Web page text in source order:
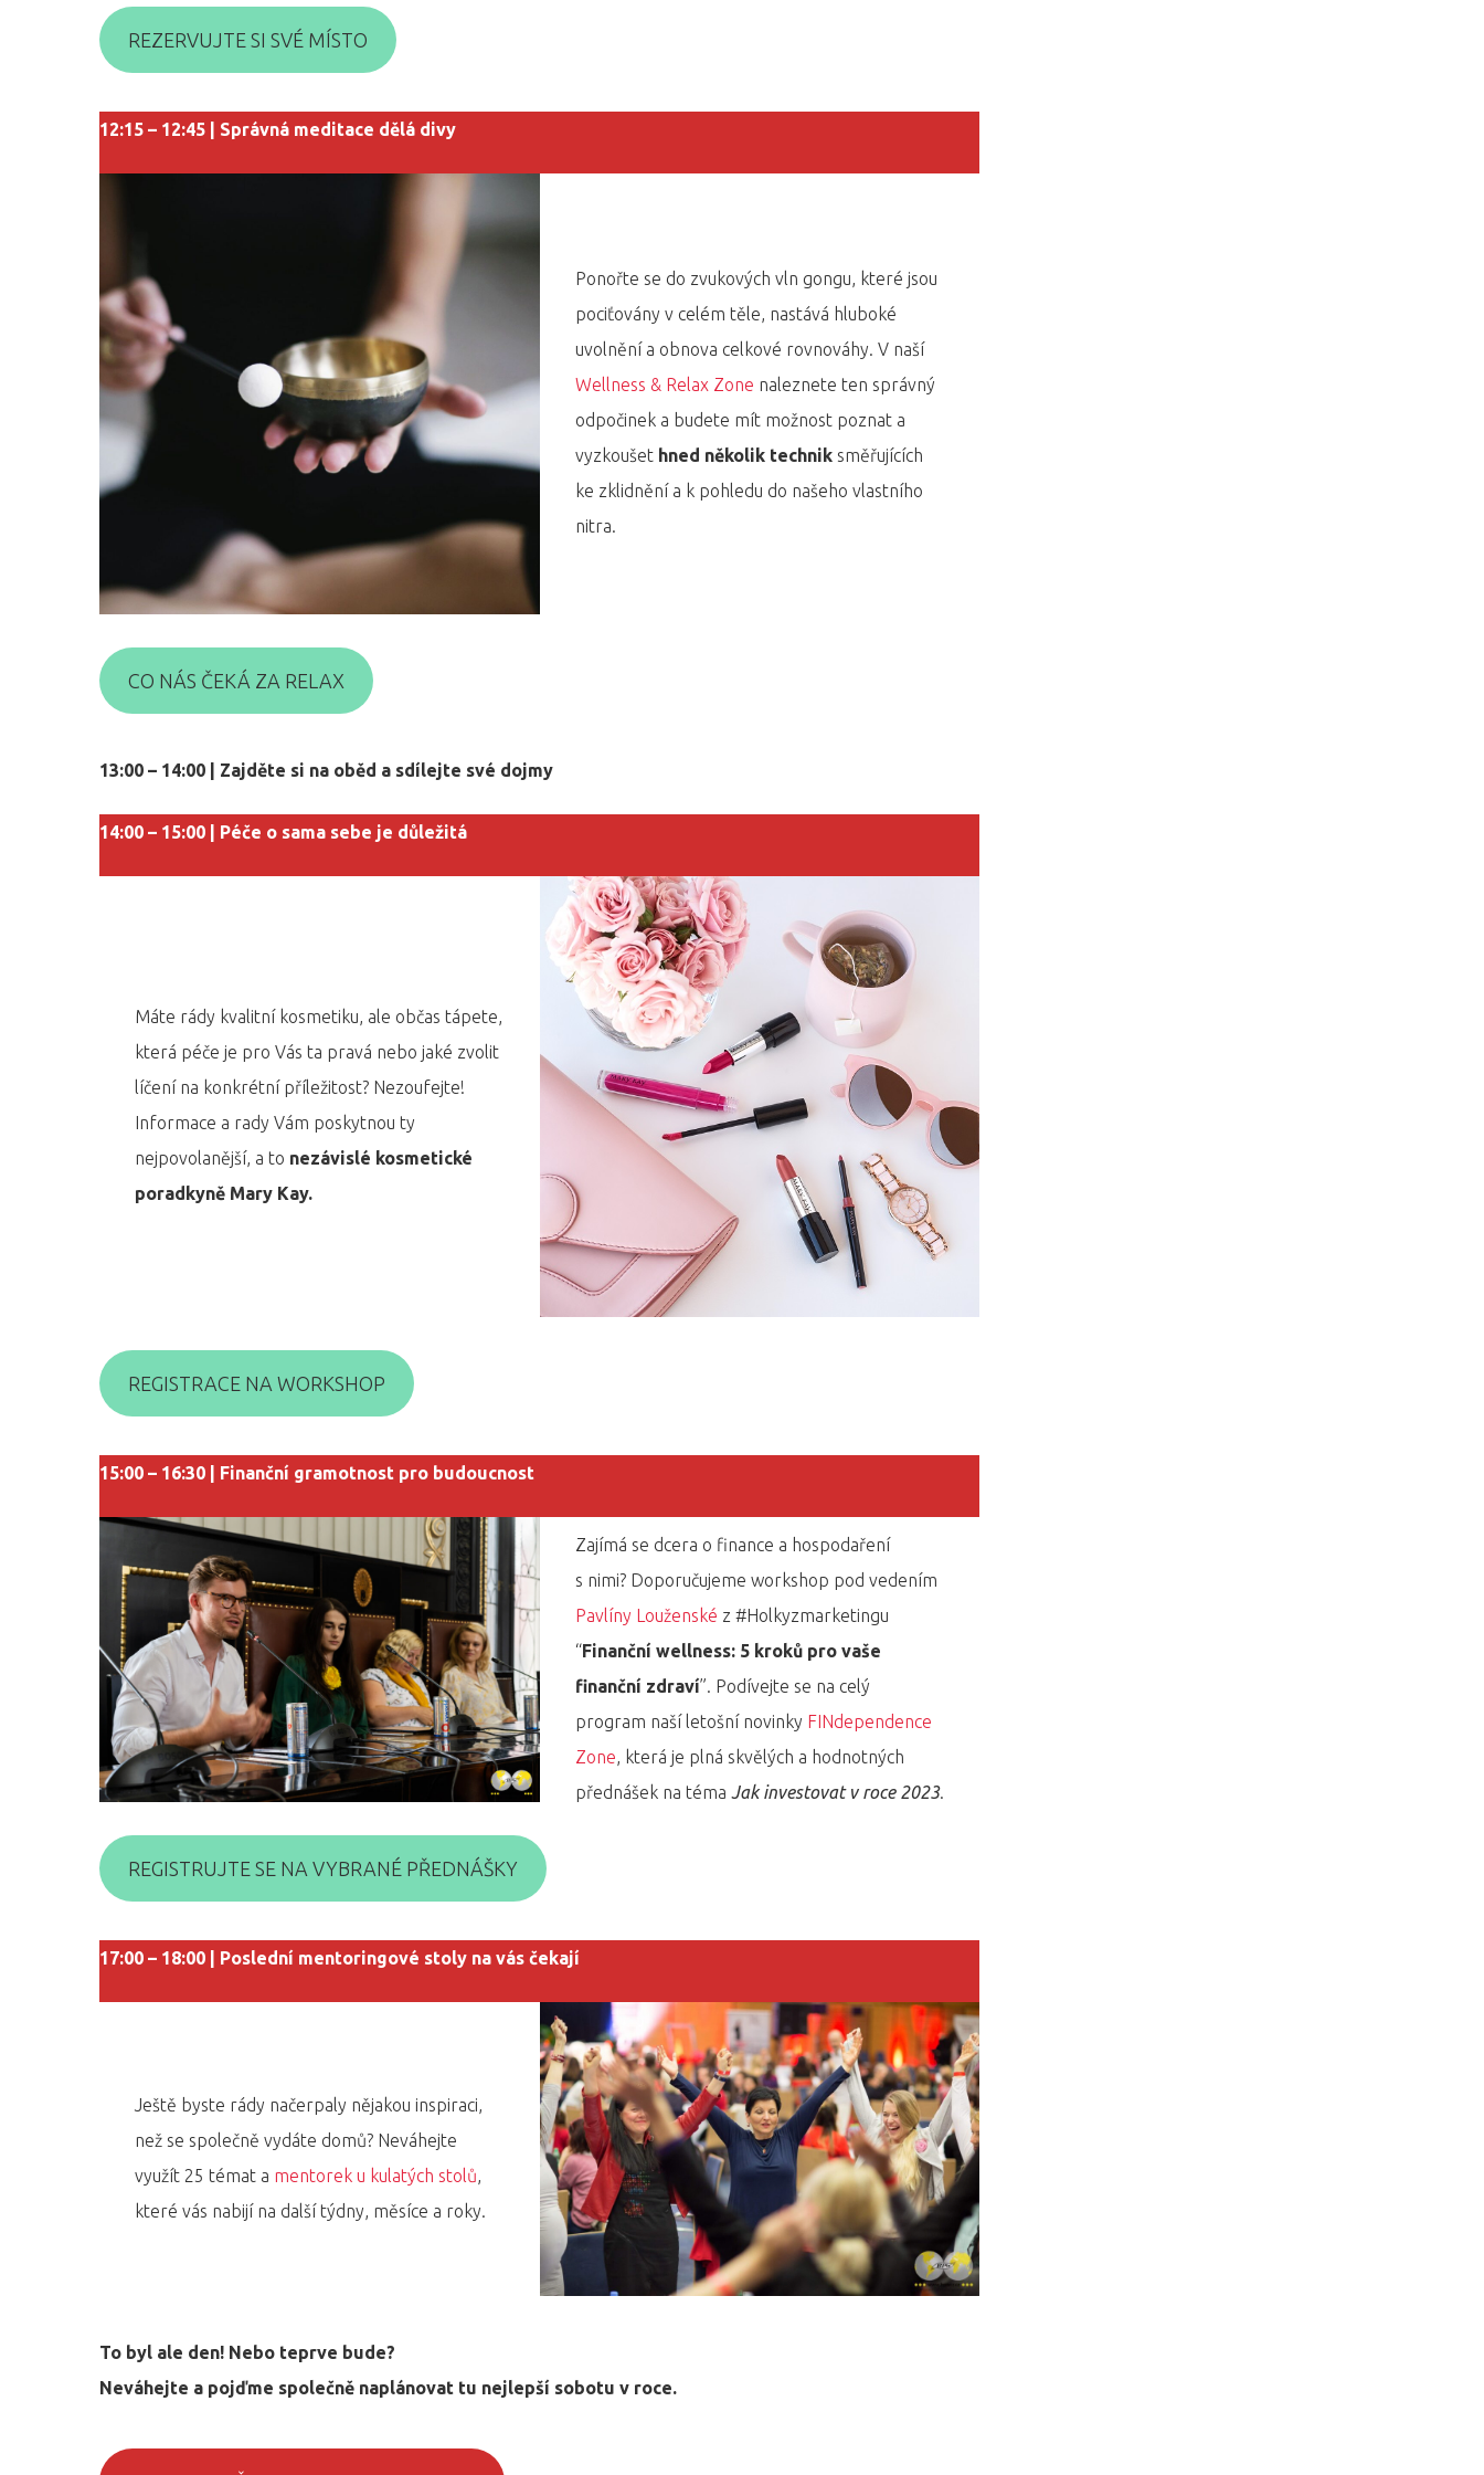
REZERVUJTE SI SVÉ MÍSTO
12:15 – 12:45 | Správná meditace dělá divy
Ponořte se do zvukových vln gongu, které jsou
pociťovány v celém těle, nastává hluboké
uvolnění a obnova celkové rovnováhy. V naší
Wellness & Relax Zone naleznete ten správný
odpočinek a budete mít možnost poznat a
vyzkoušet hned několik techniksměřujících
ke zklidnění a k pohledu do našeho vlastního
nitra.
CO NÁS ČEKÁ ZA RELAX
13:00 – 14:00 | Zajděte si na oběd a sdílejte své dojmy
14:00 – 15:00 | Péče o sama sebe je důležitá
Máte rády kvalitní kosmetiku, ale občas tápete,
která péče je pro Vás ta pravá nebo jaké zvolit
líčení na konkrétní příležitost? Nezoufejte!
Informace a rady Vám poskytnou ty
nejpovolanější, a to nezávislé kosmetické
poradkyně Mary Kay.
REGISTRACE NA WORKSHOP
15:00 – 16:30 | Finanční gramotnost pro budoucnost
Zajímá se dcera o finance a hospodaření
s nimi? Doporučujeme workshop pod vedením
Pavlíny Louženské z #Holkyzmarketingu
“Finanční wellness: 5 kroků pro vaše
finanční zdraví”. Podívejte se na celý
program naší letošní novinky FINdependence
Zone , která je plná skvělých a hodnotných
přednášek na téma Jak investovat v roce 2023.
REGISTRUJTE SE NA VYBRANÉ PŘEDNÁŠKY
17:00 – 18:00 | Poslední mentoringové stoly na vás čekají
Ještě byste rády načerpaly nějakou inspiraci,
než se společně vydáte domů? Neváhejte
využít 25 témat a mentorek u kulatých stolů,
které vás nabijí na další týdny, měsíce a roky.
To byl ale den! Nebo teprve bude?
Neváhejte a pojďme společně naplánovat tu nejlepší sobotu v roce.